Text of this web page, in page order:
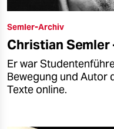
Semler-Archiv
Christian Semler
Er war
Bewegung und Autor
Texte online.